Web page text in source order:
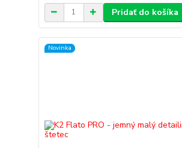
Pridať do košíka
Novinka